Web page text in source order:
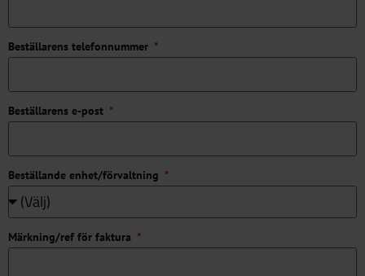
Beställarens telefonnummer
Beställarens e-post
Beställande enhet/förvaltning
Märkning/ref för faktura